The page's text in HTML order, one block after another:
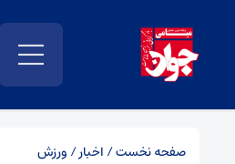
صفحه نخست/ اخبار/ ورزش